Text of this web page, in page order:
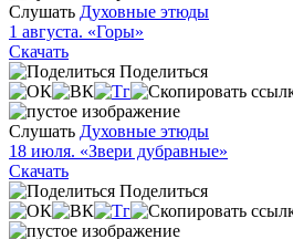
Слушать Духовные этюды
1 августа. «Горы»
Скачать
Поделиться
Слушать Духовные этюды
18 июля. «Звери дубравные»
Скачать
Поделиться